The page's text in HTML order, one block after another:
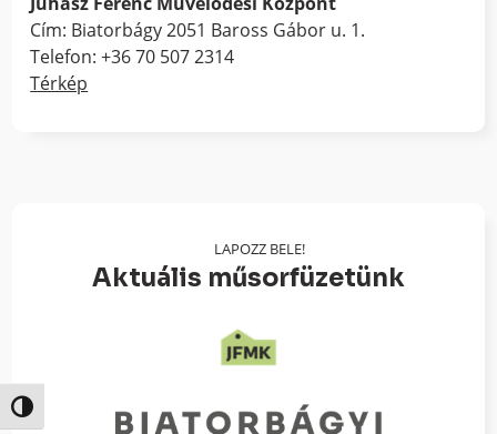
Nagy kontraszt váltása
Cím: Biatorbágy 2051 Baross Gábor u. 1.
Telefon: +36 70 507 2314
Térkép
LAPOZZ BELE!
Aktuális műsorfüzetünk